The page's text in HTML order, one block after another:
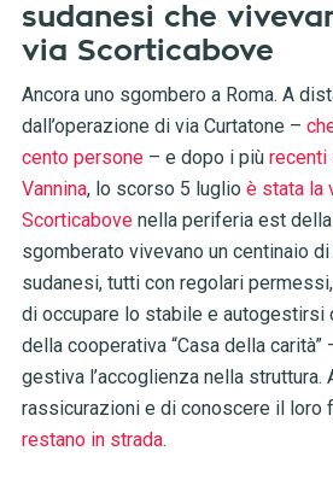
sudanesi che
via Scorticabove
Ancora uno sgombero a Roma. A
dall’operazione di via Curtatone –
cento persone– e dopo i più recenti
Vannina, lo scorso 5 luglio è stata la
Scorticabovenella periferia est della
sgomberato vivevano un centinaio
sudanesi, tutti con regolari
di occupare lo stabile e autogestirsi
della cooperativa “Casa della carità”
gestiva l’accoglienza nella
rassicurazioni e di conoscere il loro
restano in strada.